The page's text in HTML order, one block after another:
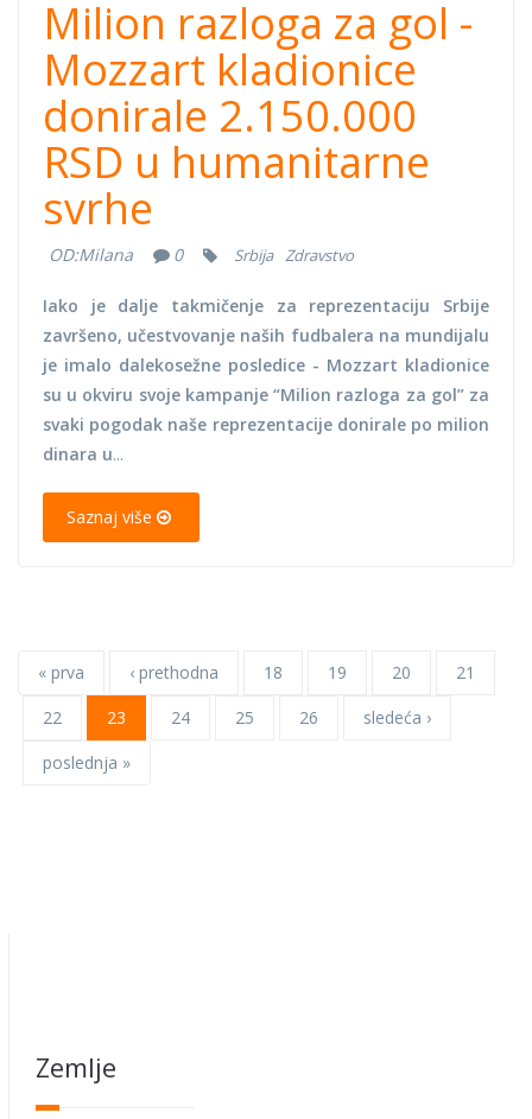
Milion razloga za gol -
Mozzart kladionice
donirale 2.150.000
RSD u humanitarne
svrhe
OD:Milana 0 Srbija Zdravstvo
Iako je dalje takmičenje za reprezentaciju Srbije
završeno, učestvovanje naših fudbalera na mundijalu
je imalo dalekosežne posledice - Mozzart kladionice
su u okviru svoje kampanje “Milion razloga za gol” za
svaki pogodak naše reprezentacije donirale po milion
dinara u...
Saznaj više
« prva ‹ prethodna 18 19 20
21
22
23 24 25 26
sledeća ›
poslednja »
Zemlje